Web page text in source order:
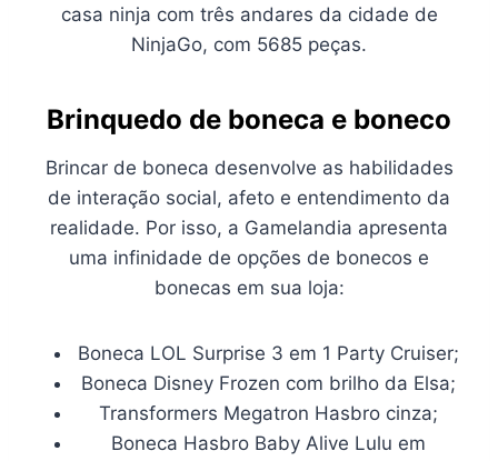
casa ninja com três andares da cidade de
NinjaGo, com 5685 peças.
Brinquedo de boneca e boneco
Brincar de boneca desenvolve as habilidades
de interação social, afeto e entendimento da
realidade. Por isso, a Gamelandia apresenta
uma infinidade de opções de bonecos e
bonecas em sua loja:
Boneca LOL Surprise 3 em 1 Party Cruiser;
Boneca Disney Frozen com brilho da Elsa;
Transformers Megatron Hasbro cinza;
Boneca Hasbro Baby Alive Lulu em